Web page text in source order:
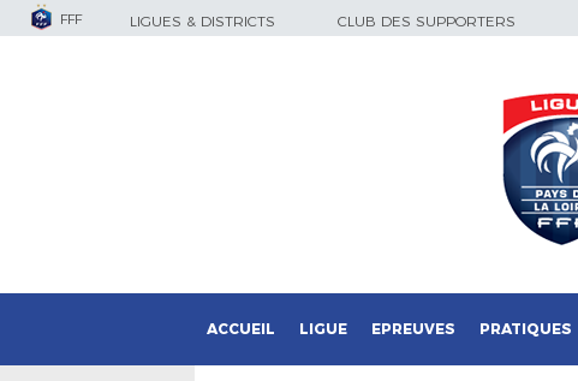
FFF LIGUES & DISTRICTS CLUB DES SUPPORTERS
ACCUEIL LIGUE EPREUVES PRATIQUES